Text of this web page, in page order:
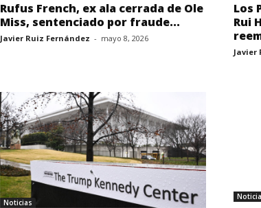
Rufus French, ex ala cerrada de Ole
Miss, sentenciado por fraude...
Javier Ruiz Fernández - mayo 8, 2026
Los
Rui
Javier
Noticias